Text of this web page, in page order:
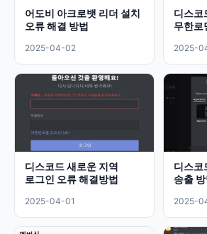
어도비 아크로뱃 리더 설치
오류 해결 방법
2025-04-02
디스코
무한로
2025-
디스코드 새로운 지역
로그인 오류 해결방법
2025-04-01
디스코
송출
2025-